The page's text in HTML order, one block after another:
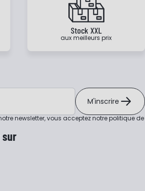
Stock XXL
aux meilleurs prix
M'inscrire
newsletter, vous acceptez notrepolitique de
sur